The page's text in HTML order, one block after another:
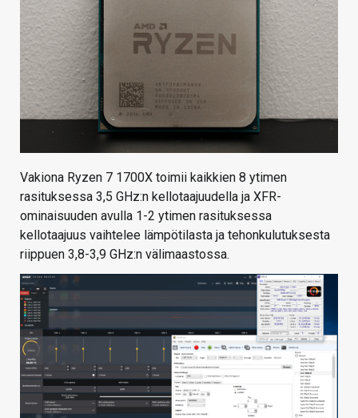
Vakiona Ryzen 7 1700X toimii kaikkien 8 ytimen
rasituksessa 3,5 GHz:n kellotaajuudella ja XFR-
ominaisuuden avulla 1-2 ytimen rasituksessa
kellotaajuus vaihtelee lämpötilasta ja tehonkulutuksesta
riippuen 3,8-3,9 GHz:n välimaastossa.